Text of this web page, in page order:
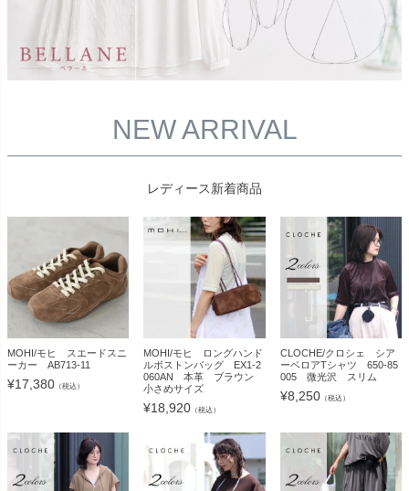
NEW ARRIVAL
レディース新着商品
MOHI/モヒ スエードスニ
ーカー AB713-11
¥17,380 （税込）
MOHI/モヒ ロングハンド
ルボストンバッグ EX1-2
060AN 本革 ブラウン
小さめサイズ
¥18,920 （税込）
CLOCHE/クロシェ シア
ーベロアTシャツ 650-85
005 微光沢 スリム
¥8,250（税込）